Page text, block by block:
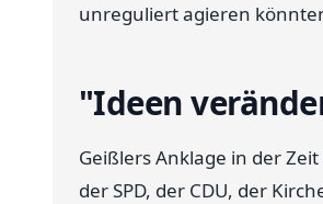
unreguliert agieren
"Ideen
Geißlers Anklage in der
der SPD, der CDU, der